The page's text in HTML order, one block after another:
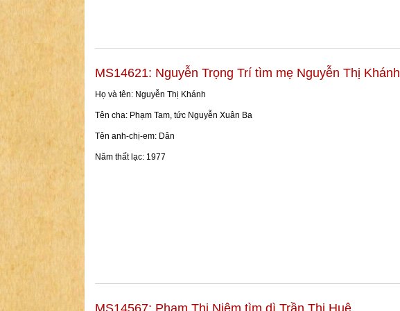
MS14621: Nguyễn Trọng Trí tìm mẹ Nguyễn Thị Khánh
Họ và tên: Nguyễn Thị Khánh
Tên cha: Phạm Tam, tức Nguyễn Xuân Ba
Tên anh-chị-em: Dân
Năm thất lạc: 1977
MS14567: Phạm Thị Niệm tìm dì Trần Thị Huệ